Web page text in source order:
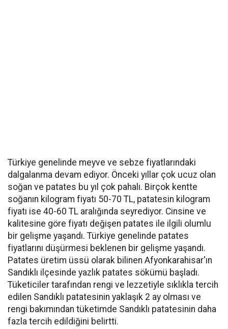
Türkiye genelinde meyve ve sebze fiyatlarındaki
dalgalanma devam ediyor. Önceki yıllar çok ucuz olan
soğan ve patates bu yıl çok pahalı. Birçok kentte
soğanın kilogram fiyatı 50-70 TL, patatesin kilogram
fiyatı ise 40-60 TL aralığında seyrediyor. Cinsine ve
kalitesine göre fiyatı değişen patates ile ilgili olumlu
bir gelişme yaşandı. Türkiye genelinde patates
fiyatlarını düşürmesi beklenen bir gelişme yaşandı.
Patates üretim üssü olarak bilinen Afyonkarahisar'ın
Sandıklı ilçesinde yazlık patates sökümü başladı.
Tüketiciler tarafından rengi ve lezzetiyle sıklıkla tercih
edilen Sandıklı patatesinin yaklaşık 2 ay olması ve
rengi bakımından tüketimde Sandıklı patatesinin daha
fazla tercih edildiğini belirtti.